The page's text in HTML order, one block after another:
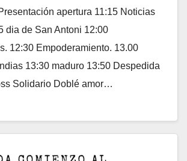
apertura 11:15 Noticias
dia de San Antoni 12:00
12:30 Empoderamiento. 13.00
13:30 maduro 13:50 Despedida
Solidario Doblé amor…